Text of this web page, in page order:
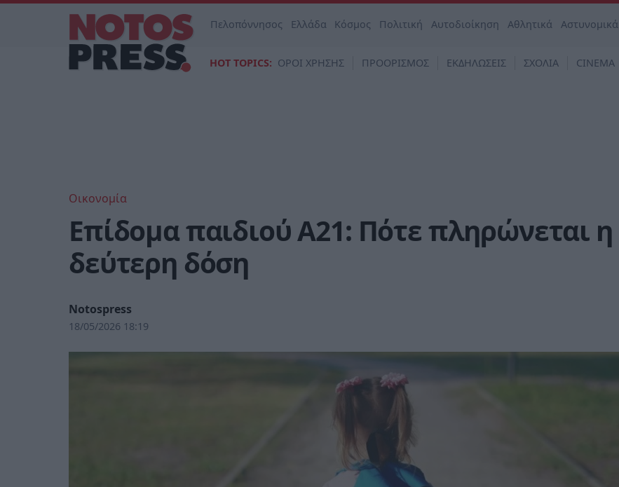
Πελοπόννησος Ελλάδα Κόσμος Πολιτική Αυτοδιοίκηση Αθλητικά Αστυνομικά
HOT TOPICS: ΟΡΟΙ ΧΡΗΣΗΣ ΠΡΟΟΡΙΣΜΟΣ ΕΚΔΗΛΩΣΕΙΣ ΣΧΟΛΙΑ CINEMA
Οικονομία
Επίδομα παιδιού Α21: Πότε πληρώνεται η
δεύτερη δόση
Notospress
18/05/2026 18:19